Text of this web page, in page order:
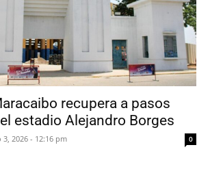
recupera a pasos
estadio Alejandro Borges
3, 2026 - 12:16 pm 0